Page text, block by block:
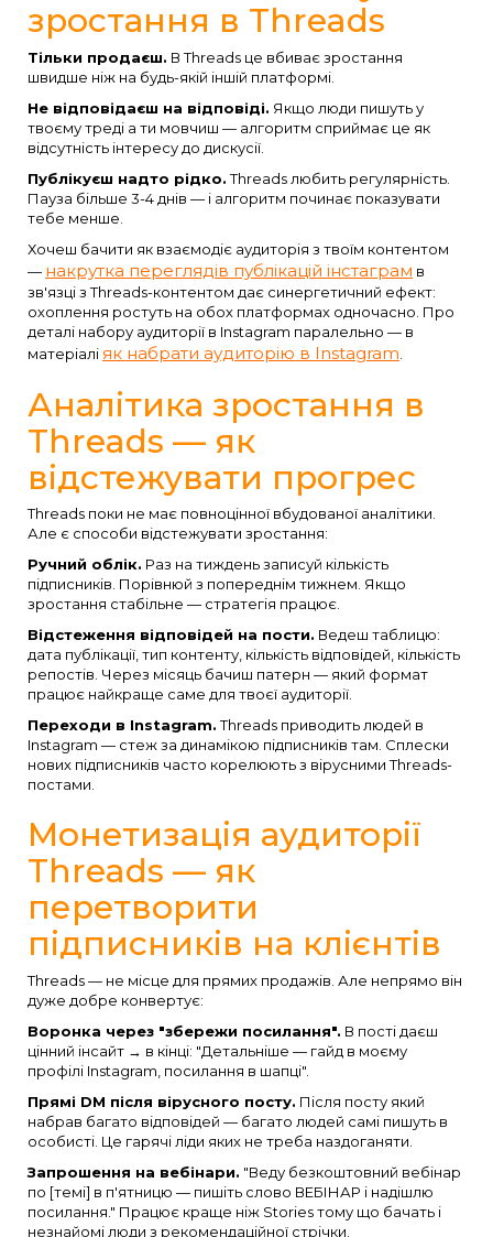
зростання в Threads
Тільки продаєш. В Threads це вбиває зростання
швидше ніж на будь-якій іншій платформі.
Не відповідаєш на відповіді. Якщо люди пишуть у
твоєму треді а ти мовчиш — алгоритм сприймає це як
відсутність інтересу до дискусії.
Публікуєш надто рідко.Threads любить регулярність.
Пауза більше 3-4 днів — і алгоритм починає показувати
тебе менше.
Хочеш бачити як взаємодіє аудиторія з твоїм контентом
— накрутка переглядів публікацій інстаграм в
зв'язці з Threads-контентом дає синергетичний ефект:
охоплення ростуть на обох платформах одночасно. Про
деталі набору аудиторії в Instagram паралельно — в
матеріалі як набрати аудиторію в Instagram
Аналітика зростання в
Threads — як
відстежувати прогрес
Threads поки не має повноцінної вбудованої аналітики.
Але є способи відстежувати зростання:
Ручний облік. Раз на тиждень записуй кількість
підписників. Порівнюй з попереднім тижнем. Якщо
зростання стабільне — стратегія працює.
Відстеження відповідей на пости. Ведеш таблицю:
дата публікації, тип контенту, кількість відповідей, кількість
репостів. Через місяць бачиш патерн — який формат
працює найкраще саме для твоєї аудиторії.
Переходи в Instagram.Threads приводить людей в
Instagram — стеж за динамікою підписників там. Сплески
нових підписників часто корелюють з вірусними Threads-
постами.
Монетизація аудиторії
Threads — як
перетворити
підписників на клієнтів
Threads — не місце для прямих продажів. Але непрямо він
дуже добре конвертує:
Воронка через "збережи посилання". В пості даєш
цінний інсайт → в кінці: "Детальніше — гайд в моєму
профілі Instagram, посилання в шапці".
Прямі DM після вірусного посту. Після посту який
набрав багато відповідей — багато людей самі пишуть в
особисті. Це гарячі ліди яких не треба наздоганяти.
Запрошення на вебінари. "Веду безкоштовний вебінар
по [темі] в п'ятницю — пишіть слово ВЕБІНАР і надішлю
посилання." Працює краще ніж Stories тому що бачать і
незнайомі люди з рекомендаційної стрічки.